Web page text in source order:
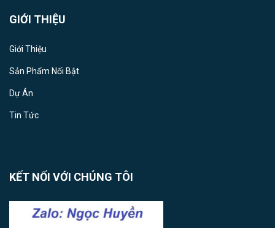
GIỚI THIỆU
Giới Thiệu
Sản Phẩm Nổi Bật
Dự Án
Tin Tức
KẾT NỐI VỚI CHÚNG TÔI